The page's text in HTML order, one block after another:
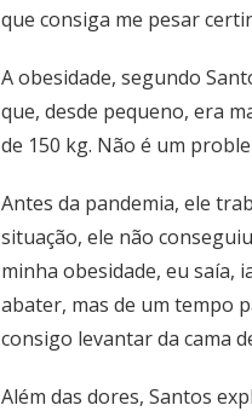
que consiga me pesar
A obesidade, segundo
que, desde pequeno, era
de 150 kg. Não é um
Antes da pandemia, ele
situação, ele não
minha obesidade, eu saía,
abater, mas de um tempo
consigo levantar da cama
Além das dores, Santos